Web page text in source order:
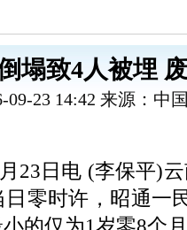
塌致4人被埋
09-23 14:42 来源：中
23日电 (李保平)
日零时许，昭通一